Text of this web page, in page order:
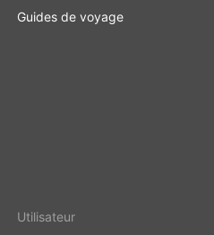
Guides de voyage
Utilisateur